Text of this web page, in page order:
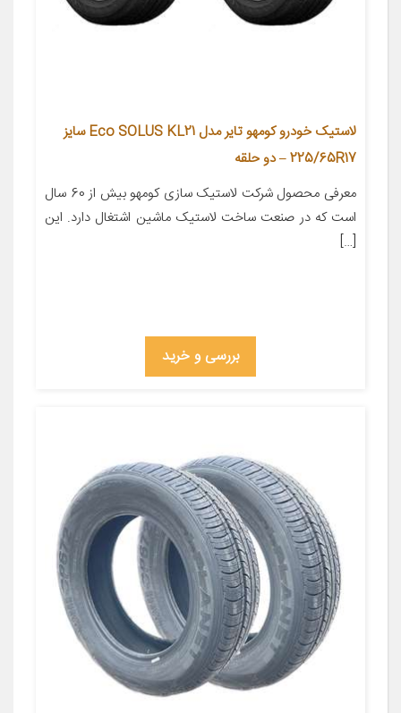
لاستیک خودرو کومهو تایر مدل Eco SOLUS KL21 سایز
225/65R17 – دو حلقه
معرفی محصول شرکت لاستیک سازی کومهو بیش از 60 سال
است که در صنعت ساخت لاستیک ماشین اشتغال دارد. این
[…]
بررسی و خرید